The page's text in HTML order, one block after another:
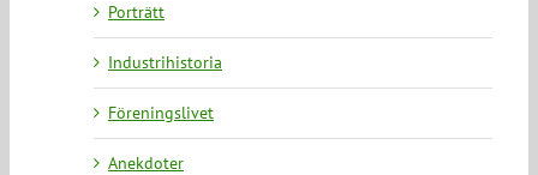
Porträtt
Industrihistoria
Föreningslivet
Anekdoter